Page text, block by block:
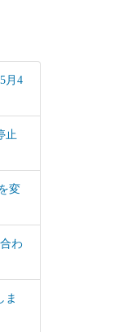
月4
止
変
わ
ま